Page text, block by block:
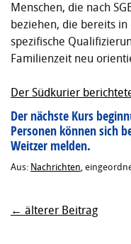
Menschen, die nach
beziehen, die bereits
spezifische
Familienzeit neu
Der Südkurier
Der nächste Kurs
Personen können sich
Weitzer melden.
Aus: Nachrichten,
← älterer Beitrag